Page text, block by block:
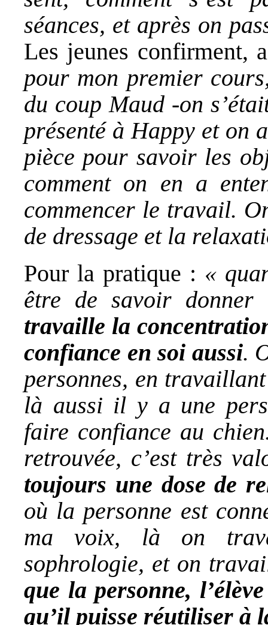
séances, et après on
Les jeunes confirment,
pour mon premier
du coup Maud -on
présenté à Happy et on
pièce pour savoir les
comment on en a
commencer le travail.
de dressage et la
Pour la pratique : «
être de savoir
travaille la
confiance en soi aussi.
personnes, en
là aussi il y a une
faire confiance au
retrouvée, c’est très
toujours une dose de
où la personne est
ma voix, là on
sophrologie, et on
que la personne,
qu’il puisse réutiliser à